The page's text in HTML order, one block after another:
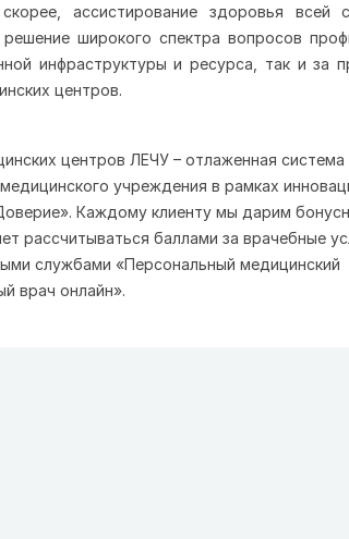
ассистирование здоровья всей
широкого спектра вопросов
инфраструктуры и ресурса, так и за
центров.
центров ЛЕЧУ – отлаженная система
учреждения в рамках
Каждому клиенту мы дарим
рассчитываться баллами за врачебные
службами «Персональный медицинский
врач онлайн».